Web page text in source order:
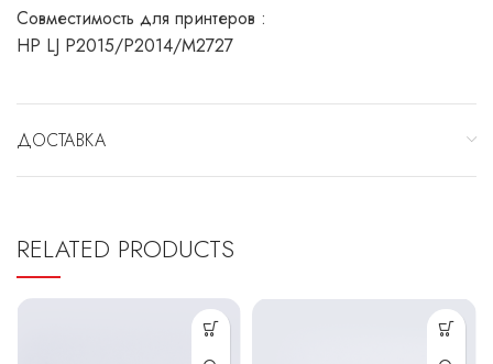
Совместимость для принтеров :
HP LJ P2015/P2014/M2727
ДОСТАВКА
RELATED PRODUCTS